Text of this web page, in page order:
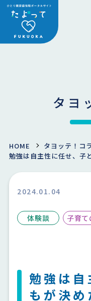
タヨ
HOME
タヨッテ！コ
勉強は自主性に任せ、子
2024.01.04
体験談 子育て
勉強は自
もが決め